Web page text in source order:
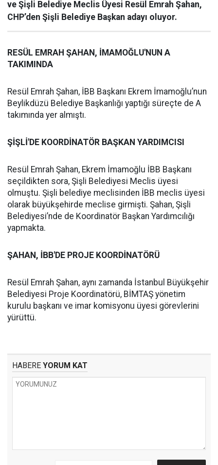
ve Şişli Belediye Meclis Üyesi Resül Emrah Şahan,
CHP’den Şişli Belediye Başkan adayı oluyor.
RESÜL EMRAH ŞAHAN, İMAMOĞLU'NUN A
TAKIMINDA
Resül Emrah Şahan, İBB Başkanı Ekrem İmamoğlu’nun
Beylikdüzü Belediye Başkanlığı yaptığı süreçte de A
takımında yer almıştı.
ŞİŞLİ'DE KOORDİNATÖR BAŞKAN YARDIMCISI
Resül Emrah Şahan, Ekrem İmamoğlu İBB Başkanı
seçildikten sora, Şişli Belediyesi Meclis üyesi
olmuştu. Şişli belediye meclisinden İBB meclis üyesi
olarak büyükşehirde meclise girmişti. Şahan, Şişli
Belediyesi’nde de Koordinatör Başkan Yardımcılığı
yapmakta.
ŞAHAN, İBB'DE PROJE KOORDİNATÖRÜ
Resül Emrah Şahan, aynı zamanda İstanbul Büyükşehir
Belediyesi Proje Koordinatörü, BİMTAŞ yönetim
kurulu başkanı ve imar komisyonu üyesi görevlerini
yürüttü.
HABERE YORUM KAT